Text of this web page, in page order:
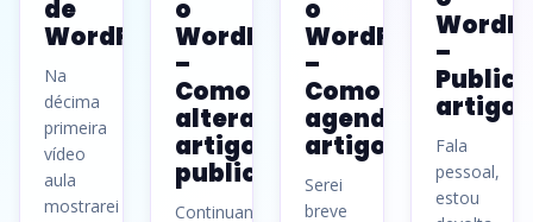
de
WordPress
Na
décima
primeira
vídeo
aula
mostrarei
o
WordPress
–
Como
alterar
artigos
publicados
Continuando
o
WordPress
–
Como
agendar
artigos
Serei
breve
–
artigos
Fala
pessoal,
estou